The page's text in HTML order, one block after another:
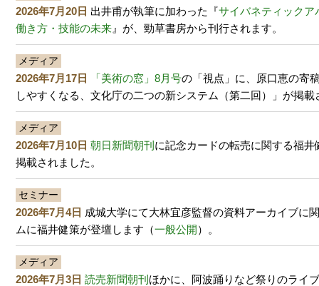
2026年7月20日 出井甫が執筆に加わった『サイバネティックア
働き方・技能の未来 』が、勁草書房から刊行されます。
メディア
2026年7月17日 「美術の窓」8月号の「視点」に、原口恵の寄
しやすくなる、文化庁の二つの新システム（第二回）」が掲載
メディア
2026年7月10日 朝日新聞朝刊 に記念カードの転売に関する福
掲載されました。
セミナー
2026年7月4日 成城大学にて大林宜彦監督の資料アーカイブに
ムに福井健策が登壇します（一般公開）。
メディア
2026年7月3日 読売新聞朝刊ほかに、阿波踊りなど祭りのライ